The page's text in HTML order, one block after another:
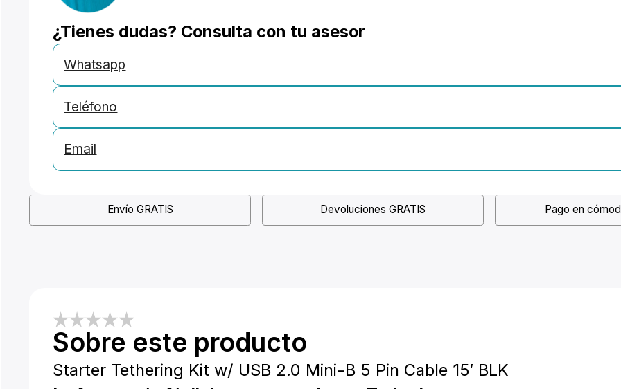
¿Tienes dudas? Consulta con tu asesor
Whatsapp
Teléfono
Email
Envío GRATIS Devoluciones GRATIS Pago en
Sobre este producto
Starter Tethering Kit w/ USB 2.0 Mini-B 5 Pin Cable 15′ BLK